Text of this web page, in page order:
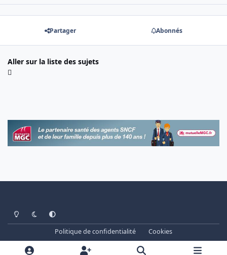
Partager Abonnés
Aller sur la liste des sujets
Light ModeDark ModeSystem Preference
Politique de confidentialité
Cookies
www.cheminots.net - Forum Libre depuis 2003
Powered by
Invision Community